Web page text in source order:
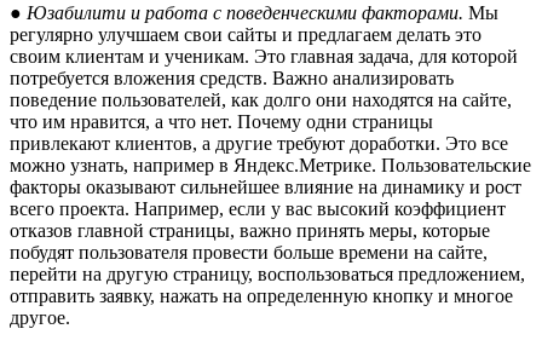
● Юзабилити и работа с поведенческими факторами. Мы
регулярно улучшаем свои сайты и предлагаем делать это
своим клиентам и ученикам. Это главная задача, для которой
потребуется вложения средств. Важно анализировать
поведение пользователей, как долго они находятся на сайте,
что им нравится, а что нет. Почему одни страницы
привлекают клиентов, а другие требуют доработки. Это все
можно узнать, например в Яндекс.Метрике. Пользовательские
факторы оказывают сильнейшее влияние на динамику и рост
всего проекта. Например, если у вас высокий коэффициент
отказов главной страницы, важно принять меры, которые
побудят пользователя провести больше времени на сайте,
перейти на другую страницу, воспользоваться предложением,
отправить заявку, нажать на определенную кнопку и многое
другое.